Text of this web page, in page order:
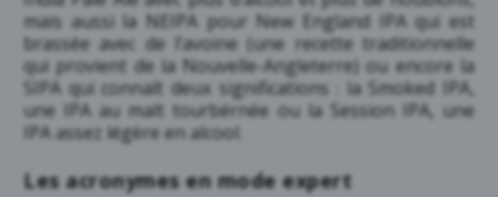
mais aussi la NEIPA pour New England IPA qui est
brassée avec de l’avoine (une recette traditionnelle
qui provient de la Nouvelle-Angleterre) ou encore la
SIPA qui connaît deux significations : la Smoked IPA,
une IPA au malt tourbérnée ou la Session IPA, une
IPA assez légère en alcool.
Les acronymes en mode expert